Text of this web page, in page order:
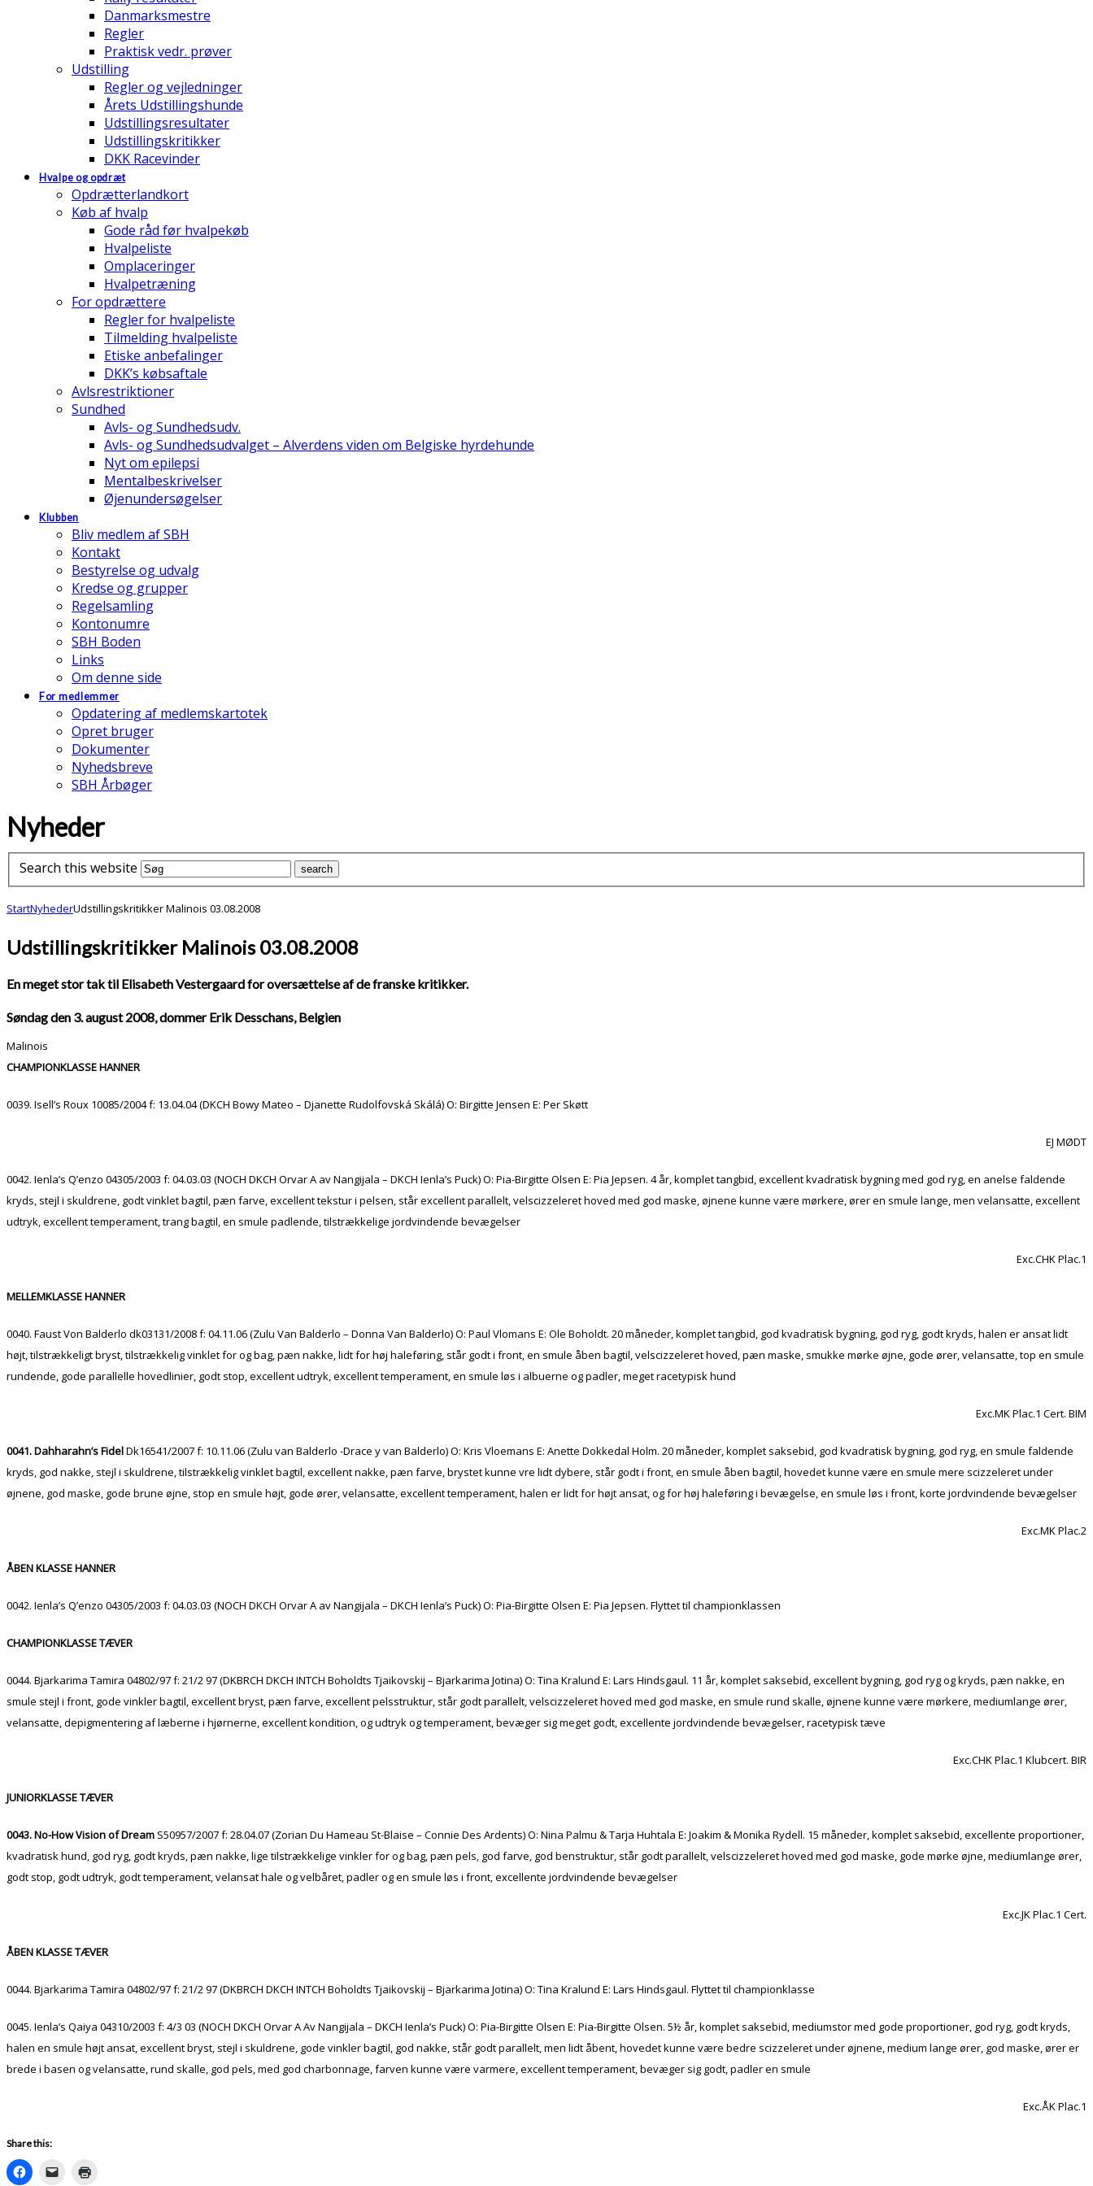
Danmarksmestre
Regler
Praktisk vedr. prøver
Udstilling
Regler og vejledninger
Årets Udstillingshunde
Udstillingsresultater
Udstillingskritikker
DKK Racevinder
Hvalpe og opdræt
Opdrætterlandkort
Køb af hvalp
Gode råd før hvalpekøb
Hvalpeliste
Omplaceringer
Hvalpetræning
For opdrættere
Regler for hvalpeliste
Tilmelding hvalpeliste
Etiske anbefalinger
DKK’s købsaftale
Avlsrestriktioner
Sundhed
Avls- og Sundhedsudv.
Avls- og Sundhedsudvalget – Alverdens viden om Belgiske hyrdehunde
Nyt om epilepsi
Mentalbeskrivelser
Øjenundersøgelser
Klubben
Bliv medlem af SBH
Kontakt
Bestyrelse og udvalg
Kredse og grupper
Regelsamling
Kontonumre
SBH Boden
Links
Om denne side
For medlemmer
Opdatering af medlemskartotek
Opret bruger
Dokumenter
Nyhedsbreve
SBH Årbøger
Nyheder
Search this website
StartNyhederUdstillingskritikker Malinois 03.08.2008
Udstillingskritikker Malinois 03.08.2008
En meget stor tak til Elisabeth Vestergaard for oversættelse af de franske kritikker.
Søndag den 3. august 2008, dommer Erik Desschans, Belgien
Malinois
CHAMPIONKLASSE HANNER
0039. Isell’s Roux 10085/2004 f: 13.04.04 (DKCH Bowy Mateo – Djanette Rudolfovská Skálá) O: Birgitte Jensen E: Per Skøtt
EJ MØDT
0042. Ienla’s Q’enzo 04305/2003 f: 04.03.03 (NOCH DKCH Orvar A av Nangijala – DKCH Ienla’s Puck) O: Pia-Birgitte Olsen E: Pia Jepsen. 4 år, komplet tangbid, excellent kvadratisk bygning med god ryg, en anelse faldende
kryds, stejl i skuldrene, godt vinklet bagtil, pæn farve, excellent tekstur i pelsen, står excellent parallelt, velscizzeleret hoved med god maske, øjnene kunne være mørkere, ører en smule lange, men velansatte, excellent
udtryk, excellent temperament, trang bagtil, en smule padlende, tilstrækkelige jordvindende bevægelser
Exc.CHK Plac.1
MELLEMKLASSE HANNER
0040. Faust Von Balderlo dk03131/2008 f: 04.11.06 (Zulu Van Balderlo – Donna Van Balderlo) O: Paul Vlomans E: Ole Boholdt. 20 måneder, komplet tangbid, god kvadratisk bygning, god ryg, godt kryds, halen er ansat lidt
højt, tilstrækkeligt bryst, tilstrækkelig vinklet for og bag, pæn nakke, lidt for høj haleføring, står godt i front, en smule åben bagtil, velscizzeleret hoved, pæn maske, smukke mørke øjne, gode ører, velansatte, top en smule
rundende, gode parallelle hovedlinier, godt stop, excellent udtryk, excellent temperament, en smule løs i albuerne og padler, meget racetypisk hund
Exc.MK Plac.1 Cert. BIM
0041. Dahharahn’s FidelDk16541/2007 f: 10.11.06 (Zulu van Balderlo -Drace y van Balderlo) O: Kris Vloemans E: Anette Dokkedal Holm. 20 måneder, komplet saksebid, god kvadratisk bygning, god ryg, en smule faldende
kryds, god nakke, stejl i skuldrene, tilstrækkelig vinklet bagtil, excellent nakke, pæn farve, brystet kunne vre lidt dybere, står godt i front, en smule åben bagtil, hovedet kunne være en smule mere scizzeleret under
øjnene, god maske, gode brune øjne, stop en smule højt, gode ører, velansatte, excellent temperament, halen er lidt for højt ansat, og for høj haleføring i bevægelse, en smule løs i front, korte jordvindende bevægelser
Exc.MK Plac.2
ÅBEN KLASSE HANNER
0042. Ienla’s Q’enzo 04305/2003 f: 04.03.03 (NOCH DKCH Orvar A av Nangijala – DKCH Ienla’s Puck) O: Pia-Birgitte Olsen E: Pia Jepsen. Flyttet til championklassen
CHAMPIONKLASSE TÆVER
0044. Bjarkarima Tamira 04802/97 f: 21/2 97 (DKBRCH DKCH INTCH Boholdts Tjaikovskij – Bjarkarima Jotina) O: Tina Kralund E: Lars Hindsgaul. 11 år, komplet saksebid, excellent bygning, god ryg og kryds, pæn nakke, en
smule stejl i front, gode vinkler bagtil, excellent bryst, pæn farve, excellent pelsstruktur, står godt parallelt, velscizzeleret hoved med god maske, en smule rund skalle, øjnene kunne være mørkere, mediumlange ører,
velansatte, depigmentering af læberne i hjørnerne, excellent kondition, og udtryk og temperament, bevæger sig meget godt, excellente jordvindende bevægelser, racetypisk tæve
Exc.CHK Plac.1 Klubcert. BIR
JUNIORKLASSE TÆVER
0043. No-How Vision of Dream S50957/2007 f: 28.04.07 (Zorian Du Hameau St-Blaise – Connie Des Ardents) O: Nina Palmu & Tarja Huhtala E: Joakim & Monika Rydell. 15 måneder, komplet saksebid, excellente proportioner,
kvadratisk hund, god ryg, godt kryds, pæn nakke, lige tilstrækkelige vinkler for og bag, pæn pels, god farve, god benstruktur, står godt parallelt, velscizzeleret hoved med god maske, gode mørke øjne, mediumlange ører,
godt stop, godt udtryk, godt temperament, velansat hale og velbåret, padler og en smule løs i front, excellente jordvindende bevægelser
Exc.JK Plac.1 Cert.
ÅBEN KLASSE TÆVER
0044. Bjarkarima Tamira 04802/97 f: 21/2 97 (DKBRCH DKCH INTCH Boholdts Tjaikovskij – Bjarkarima Jotina) O: Tina Kralund E: Lars Hindsgaul. Flyttet til championklasse
0045. Ienla’s Qaiya 04310/2003 f: 4/3 03 (NOCH DKCH Orvar A Av Nangijala – DKCH Ienla’s Puck) O: Pia-Birgitte Olsen E: Pia-Birgitte Olsen. 5½ år, komplet saksebid, mediumstor med gode proportioner, god ryg, godt kryds,
halen en smule højt ansat, excellent bryst, stejl i skuldrene, gode vinkler bagtil, god nakke, står godt parallelt, men lidt åbent, hovedet kunne være bedre scizzeleret under øjnene, medium lange ører, god maske, ører er
brede i basen og velansatte, rund skalle, god pels, med god charbonnage, farven kunne være varmere, excellent temperament, bevæger sig godt, padler en smule
Exc.ÅK Plac.1
Share this: